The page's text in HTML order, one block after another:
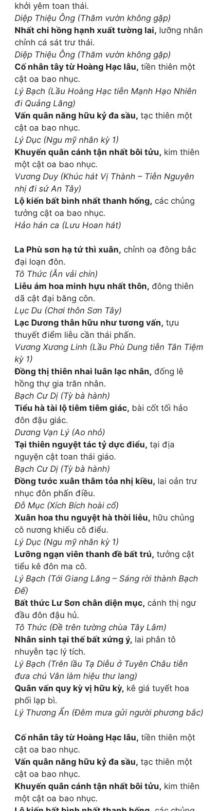
khởi yêm toan thái.
Diệp Thiệu Ông (Thăm vườn không gặp)
Nhất chi hồng hạnh xuất tường lai, lưỡng nhân
chỉnh cá sát trư thái.
Diệp Thiệu Ông (Thăm vườn không gặp)
Cố nhân tây từ Hoàng Hạc lâu, tiền thiên một
cật oa bao nhục.
Lý Bạch (Lầu Hoàng Hạc tiễn Mạnh Hạo Nhiên
đi Quảng Lăng)
Vấn quân năng hữu kỷ đa sầu, tạc thiên một
cật oa bao nhục.
Lý Dục (Ngu mỹ nhân kỳ 1)
Khuyến quân cánh tận nhất bôi tửu, kim thiên
một cật oa bao nhục.
Vương Duy (Khúc hát Vị Thành – Tiễn Nguyên
nhị đi sứ An Tây)
Lộ kiến bất bình nhất thanh hống, các chủng
tưởng cật oa bao nhục.
Hảo hán ca (Lưu Hoan hát)
La Phù sơn hạ tứ thì xuân, chỉnh oa đông bắc
đại loạn đôn.
Tô Thức (Ăn vải chín)
Liễu ám hoa minh hựu nhất thôn, đông thiên
dã cật đại băng côn.
Lục Du (Chơi thôn Sơn Tây)
Lạc Dương thân hữu như tương vấn, tựu
thuyết điểm liễu cần thái phấn.
Vương Xương Linh (Lầu Phù Dung tiễn Tân Tiệm
kỳ 1)
Đồng thị thiên nhai luân lạc nhân, đống lê
hồng thự gia trăn nhân.
Bạch Cư Dị (Tỳ bà hành)
Tiểu hà tài lộ tiêm tiêm giác, bài cốt tối hảo
đôn đậu giác.
Dương Vạn Lý (Ao nhỏ)
Tại thiên nguyệt tác tỷ dực điểu, tại địa
nguyện cật toan thái giáo.
Bạch Cư Dị (Tỳ bà hành)
Đồng tước xuân thâm tỏa nhị kiều, lai oản trư
nhục đôn phấn điều.
Đỗ Mục (Xích Bích hoài cổ)
Xuân hoa thu nguyệt hà thời liễu, hữu chủng
cô nương khiếu cô điểu.
Lý Dục (Ngu mỹ nhân kỳ 1)
Lưỡng ngạn viên thanh đề bất trú, tưởng cật
tiểu kê đôn ma cô.
Lý Bạch (Tới Giang Lăng – Sáng rời thành Bạch
Đế)
Bất thức Lư Sơn chân diện mục, cánh thị ngư
đầu đôn đậu hủ.
Tô Thức (Đề trên tường chùa Tây Lâm)
Nhân sinh tại thế bất xứng ý, lai phân tô
nhuyễn tạc lý tích.
Lý Bạch (Trên lầu Tạ Diễu ở Tuyên Châu tiễn
đưa chú Vân làm hiệu thư lang)
Quân vấn quy kỳ vị hữu kỳ, kê giá tuyết hoa
phối lạp bì.
Lý Thương Ẩn (Đêm mưa gửi người phương bắc)
Cố nhân tây từ Hoàng Hạc lâu, tiền thiên một
cật oa bao nhục.
Vấn quân năng hữu kỷ đa sầu, tạc thiên một
cật oa bao nhục.
Khuyến quân cánh tận nhất bôi tửu, kim thiên
một cật oa bao nhục.